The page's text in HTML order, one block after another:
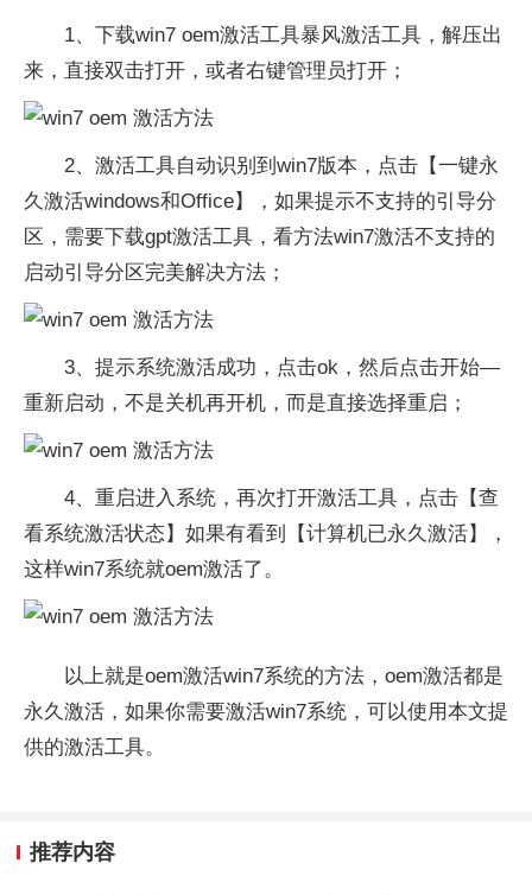
1、下载win7 oem激活工具暴风激活工具，解压出
来，直接双击打开，或者右键管理员打开；
2、激活工具自动识别到win7版本，点击【一键永
久激活windows和Office】，如果提示不支持的引导分
区，需要下载gpt激活工具，看方法win7激活不支持的
启动引导分区完美解决方法；
3、提示系统激活成功，点击ok，然后点击开始—
重新启动，不是关机再开机，而是直接选择重启；
4、重启进入系统，再次打开激活工具，点击【查
看系统激活状态】如果有看到【计算机已永久激活】，
这样win7系统就oem激活了。
以上就是oem激活win7系统的方法，oem激活都是
永久激活，如果你需要激活win7系统，可以使用本文提
供的激活工具。
推荐内容